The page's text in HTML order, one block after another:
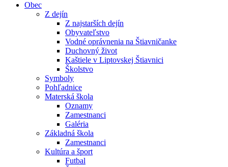
Obec
Z dejín
Z najstarších dejín
Obyvateľstvo
Vodné oprávnenia na Štiavničanke
Duchovný život
Kaštiele v Liptovskej Štiavnici
Školstvo
Symboly
Pohľadnice
Materská škola
Oznamy
Zamestnanci
Galéria
Základná škola
Zamestnanci
Kultúra a šport
Futbal